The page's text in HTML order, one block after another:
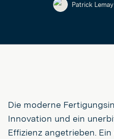
Patrick Lemay
Die moderne
Innovation und ein
Effizienz angetrieben.